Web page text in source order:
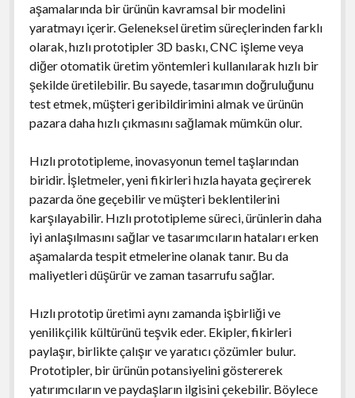
aşamalarında bir ürünün kavramsal bir modelini
yaratmayı içerir. Geleneksel üretim süreçlerinden farklı
olarak, hızlı prototipler 3D baskı, CNC işleme veya
diğer otomatik üretim yöntemleri kullanılarak hızlı bir
şekilde üretilebilir. Bu sayede, tasarımın doğruluğunu
test etmek, müşteri geribildirimini almak ve ürünün
pazara daha hızlı çıkmasını sağlamak mümkün olur.
Hızlı prototipleme, inovasyonun temel taşlarından
biridir. İşletmeler, yeni fikirleri hızla hayata geçirerek
pazarda öne geçebilir ve müşteri beklentilerini
karşılayabilir. Hızlı prototipleme süreci, ürünlerin daha
iyi anlaşılmasını sağlar ve tasarımcıların hataları erken
aşamalarda tespit etmelerine olanak tanır. Bu da
maliyetleri düşürür ve zaman tasarrufu sağlar.
Hızlı prototip üretimi aynı zamanda işbirliği ve
yenilikçilik kültürünü teşvik eder. Ekipler, fikirleri
paylaşır, birlikte çalışır ve yaratıcı çözümler bulur.
Prototipler, bir ürünün potansiyelini göstererek
yatırımcıların ve paydaşların ilgisini çekebilir. Böylece